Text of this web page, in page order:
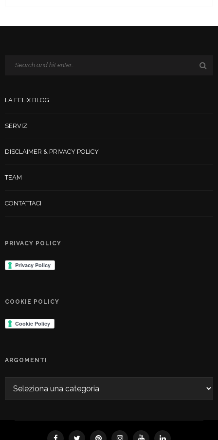
LA FELIX BLOG
SERVIZI
DISCLAIMER & PRIVACY POLICY
TEAM
CONTATTACI
PRIVACY POLICY
COOKIE POLICY
ARGOMENTI